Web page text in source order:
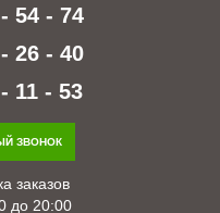
54 - 74
26 - 40
11 - 53
ЗВОНОК
заказов
до 20:00